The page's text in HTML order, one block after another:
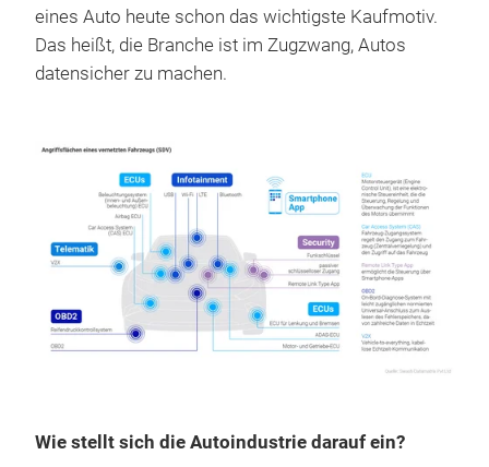
eines Auto heute schon das wichtigste Kaufmotiv.
Das heißt, die Branche ist im Zugzwang, Autos
datensicher zu machen.
Wie stellt sich die Autoindustrie darauf ein?